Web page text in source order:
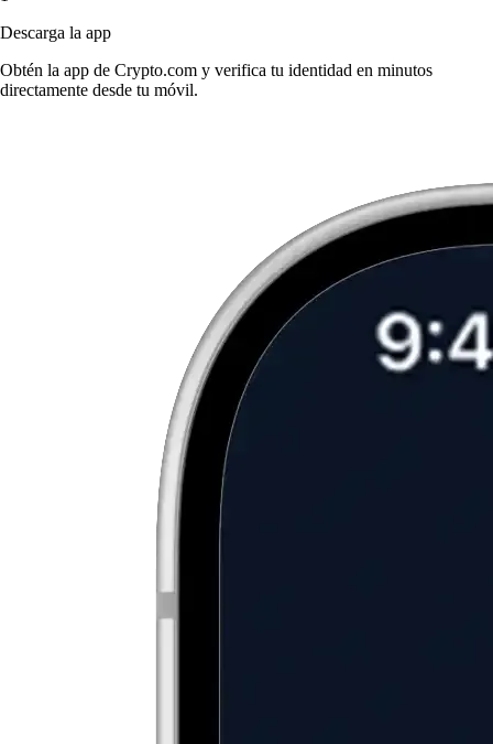
Descarga la app
Obtén la app de Crypto.com y verifica tu identidad en minutos
directamente desde tu móvil.